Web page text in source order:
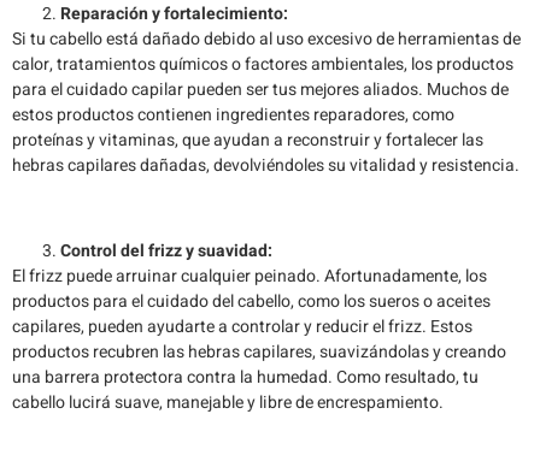
Reparación y fortalecimiento:
Si tu cabello está dañado debido al uso excesivo de herramientas de
calor, tratamientos químicos o factores ambientales, los productos
para el cuidado capilar pueden ser tus mejores aliados. Muchos de
estos productos contienen ingredientes reparadores, como
proteínas y vitaminas, que ayudan a reconstruir y fortalecer las
hebras capilares dañadas, devolviéndoles su vitalidad y resistencia.
Control del frizz y suavidad:
El frizz puede arruinar cualquier peinado. Afortunadamente, los
productos para el cuidado del cabello, como los sueros o aceites
capilares, pueden ayudarte a controlar y reducir el frizz. Estos
productos recubren las hebras capilares, suavizándolas y creando
una barrera protectora contra la humedad. Como resultado, tu
cabello lucirá suave, manejable y libre de encrespamiento.